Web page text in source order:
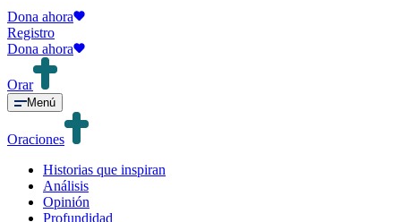
Dona ahora
Registro
Dona ahora
Orar
Menú
Oraciones
Historias que inspiran
Análisis
Opinión
Profundidad